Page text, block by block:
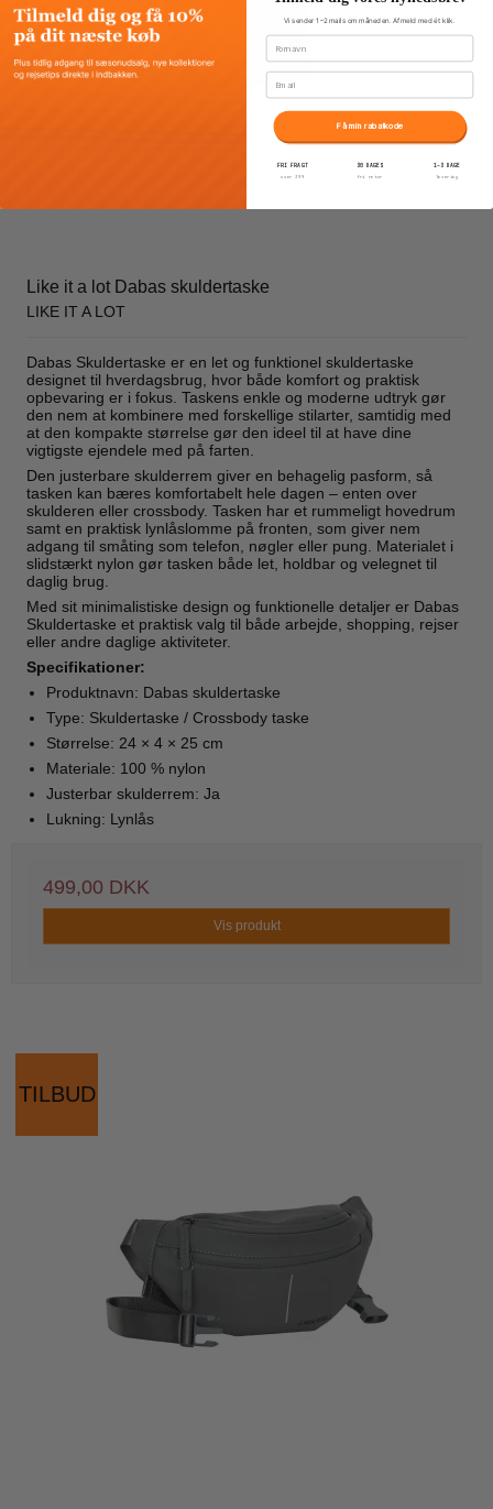
Like it a lot Dabas skuldertaske
LIKE IT A LOT
Dabas Skuldertaske er en let og funktionel skuldertaske
designet til hverdagsbrug, hvor både komfort og praktisk
opbevaring er i fokus. Taskens enkle og moderne udtryk gør
den nem at kombinere med forskellige stilarter, samtidig med
at den kompakte størrelse gør den ideel til at have dine
vigtigste ejendele med på farten.
Den justerbare skulderrem giver en behagelig pasform, så
tasken kan bæres komfortabelt hele dagen – enten over
skulderen eller crossbody. Tasken har et rummeligt hovedrum
samt en praktisk lynlåslomme på fronten, som giver nem
adgang til småting som telefon, nøgler eller pung. Materialet i
slidstærkt nylon gør tasken både let, holdbar og velegnet til
daglig brug.
Med sit minimalistiske design og funktionelle detaljer er Dabas
Skuldertaske et praktisk valg til både arbejde, shopping, rejser
eller andre daglige aktiviteter.
Specifikationer:
Produktnavn: Dabas skuldertaske
Type: Skuldertaske / Crossbody taske
Størrelse: 24 × 4 × 25 cm
Materiale: 100 % nylon
Justerbar skulderrem: Ja
Lukning: Lynlås
499,00 DKK
Vis produkt
TILBUD
Vi sender 1–2 mails om måneden. Afmeld med ét klik.
Fornavn
Email
Få min rabatkode
FRI FRAGT
over 399
30 DAGES
fri retur
1–3 DAGE
levering